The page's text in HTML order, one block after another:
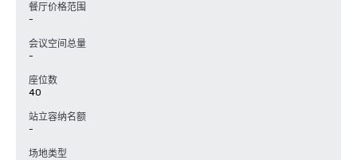
餐厅价格范围
-
会议空间总量
-
座位数
40
站立容纳名额
-
场地类型